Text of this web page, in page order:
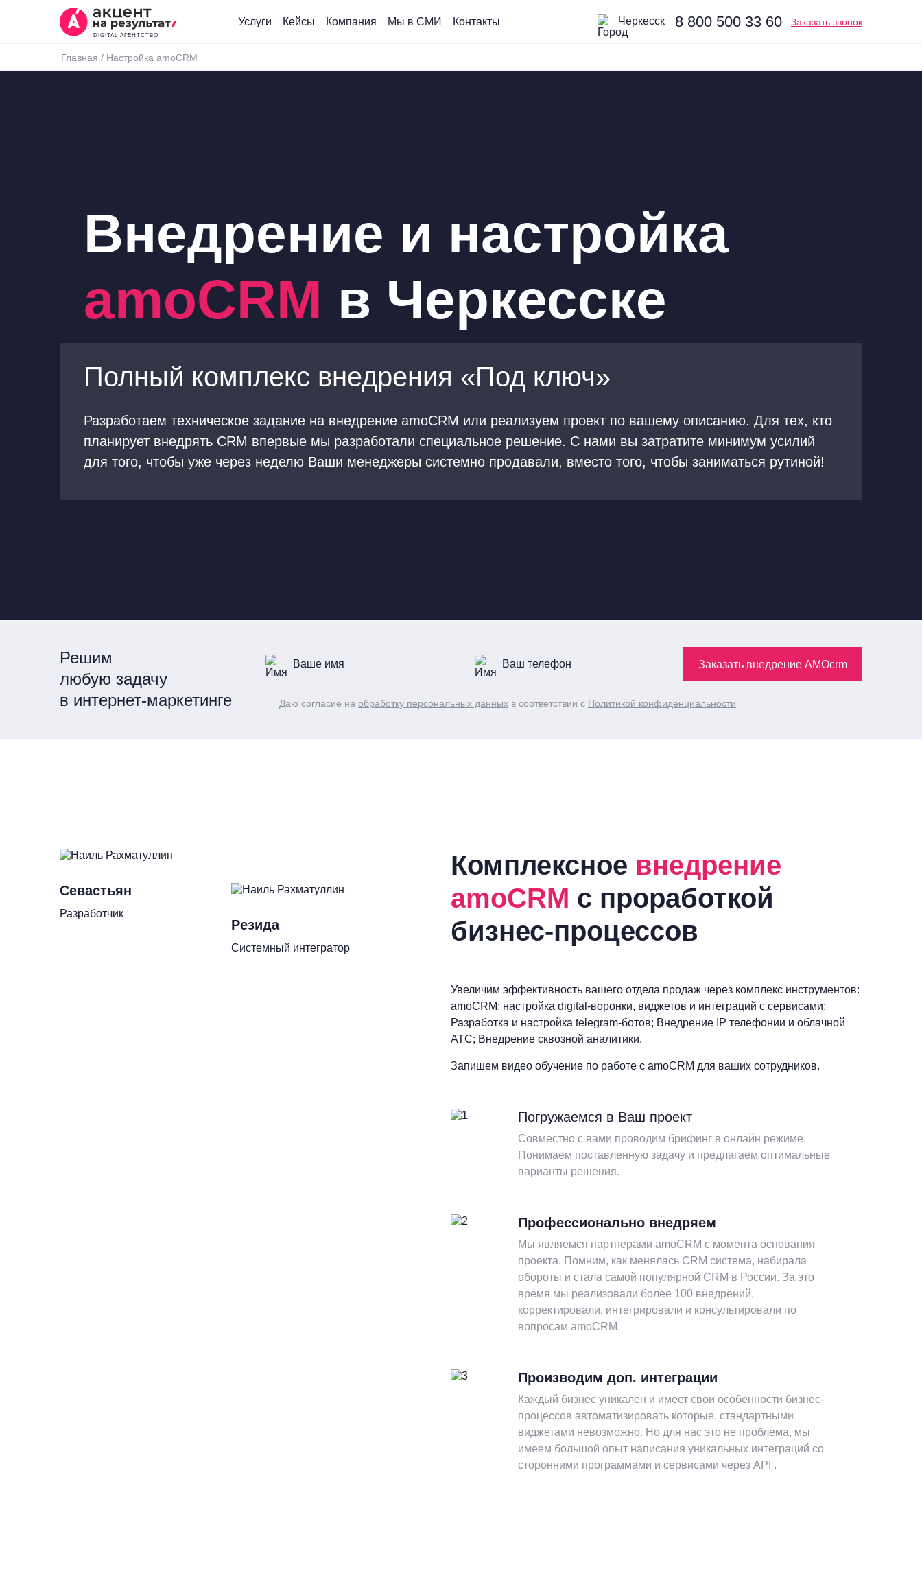
DIGITAL-АГЕНТСТВО
Услуги Кейсы Компания Мы в СМИ Контакты Черкесск 8 800 500 33 60 Заказать звонок
Главная / Настройка amoCRM
Внедрение и настройка
amoCRM в Черкесске
Полный комплекс внедрения «Под ключ»
Разработаем техническое задание на внедрение amoCRM или реализуем проект по вашему описанию. Для тех, кто
планирует внедрять CRM впервые мы разработали специальное решение. С нами вы затратите минимум усилий
для того, чтобы уже через неделю Ваши менеджеры системно продавали, вместо того, чтобы заниматься рутиной!
Решим
любую задачу
в интернет-маркетинге
Заказать внедрение AMOcrm
Даю согласие на обработку персональных данных в соответствии с Политикой конфиденциальности
Севастьян
Разработчик
Резида
Системный интегратор
Комплексное внедрение
amoCRM с проработкой
бизнес-процессов
Увеличим эффективность вашего отдела продаж через комплекс инструментов:
amoCRM; настройка digital-воронки, виджетов и интеграций с сервисами;
Разработка и настройка telegram-ботов; Внедрение IP телефонии и облачной
АТС; Внедрение сквозной аналитики.
Запишем видео обучение по работе с amoCRM для ваших сотрудников.
Погружаемся в Ваш проект
Совместно с вами проводим брифинг в онлайн режиме.
Понимаем поставленную задачу и предлагаем оптимальные
варианты решения.
Профессионально внедряем
Мы являемся партнерами amoCRM с момента основания
проекта. Помним, как менялась CRM система, набирала
обороты и стала самой популярной CRM в России. За это
время мы реализовали более 100 внедрений,
корректировали, интегрировали и консультировали по
вопросам amoCRM.
Производим доп. интеграции
Каждый бизнес уникален и имеет свои особенности бизнес-
процессов автоматизировать которые, стандартными
виджетами невозможно. Но для нас это не проблема, мы
имеем большой опыт написания уникальных интеграций со
сторонними программами и сервисами через API .